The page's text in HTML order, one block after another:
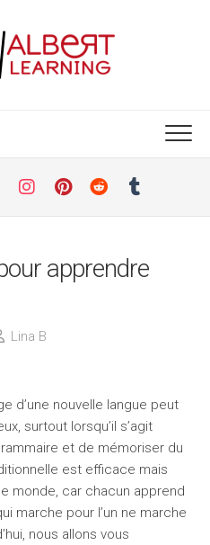
apprendre
Lina B
d’une nouvelle langue peut
surtout lorsqu’il s’agit
et de mémoriser du
est efficace mais
monde, car chacun apprend
marche pour l’un ne marche
nous allons vous